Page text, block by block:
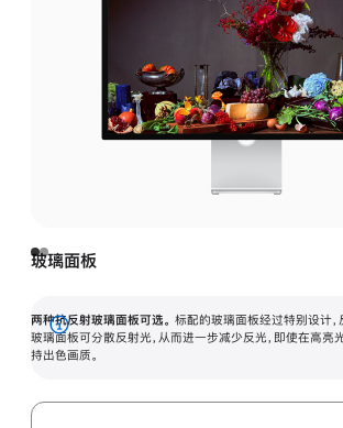
玻璃面板
两种抗反射玻璃面板可选。 标配的玻璃面板经过特别设计，
玻璃面板可分散反射光，从而进一步减少反光，即使在高亮
持出色画质。
展
开